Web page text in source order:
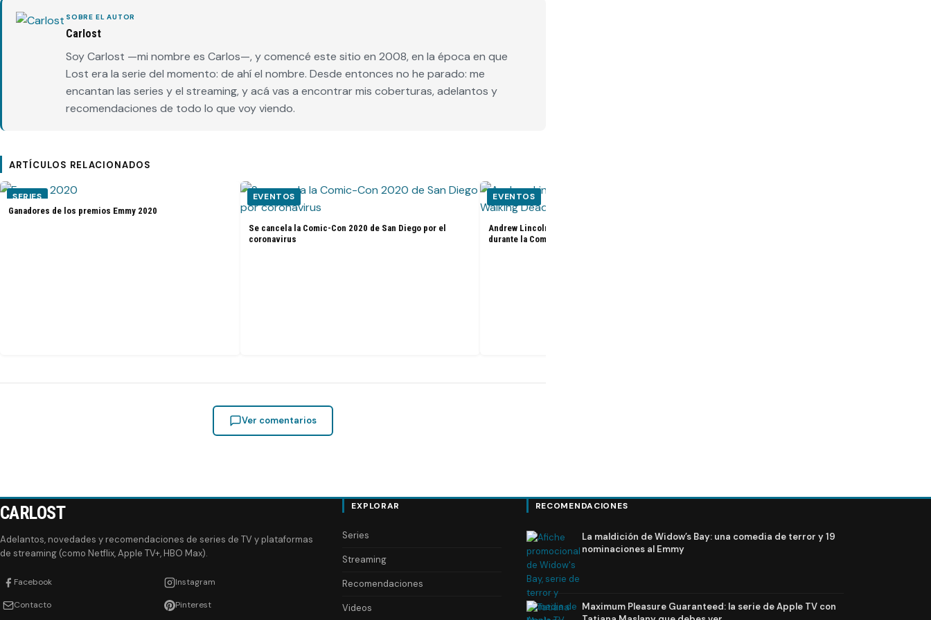
SOBRE EL AUTOR
Carlost
Soy Carlost —mi nombre es Carlos—, y comencé este sitio en 2008, en la época en que
Lost era la serie del momento: de ahí el nombre. Desde entonces no he parado: me
encantan las series y el streaming, y acá vas a encontrar mis coberturas, adelantos y
recomendaciones de todo lo que voy viendo.
ARTÍCULOS RELACIONADOS
SERIES
Ganadores de los premios Emmy 2020
EVENTOS
Se cancela la Comic-Con 2020 de San Diego por el
coronavirus
EVENTOS
Andrew Lincoln confirma su salida de The Walking Dead
durante la Comic-Con
Ver comentarios
CARLOST
Adelantos, novedades y recomendaciones de series de TV y plataformas
de streaming (como Netflix, Apple TV+, HBO Max).
Facebook Instagram
Contacto Pinterest
EXPLORAR
Series
Streaming
Recomendaciones
Videos
RECOMENDACIONES
La maldición de Widow’s Bay: una comedia de terror y 19
nominaciones al Emmy
Maximum Pleasure Guaranteed: la serie de Apple TV con